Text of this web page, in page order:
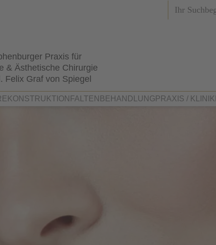
Praxis für
& Ästhetische Chirurgie
Felix Graf von Spiegel
FALTENBEHANDLUNG PRAXIS / KLINIK